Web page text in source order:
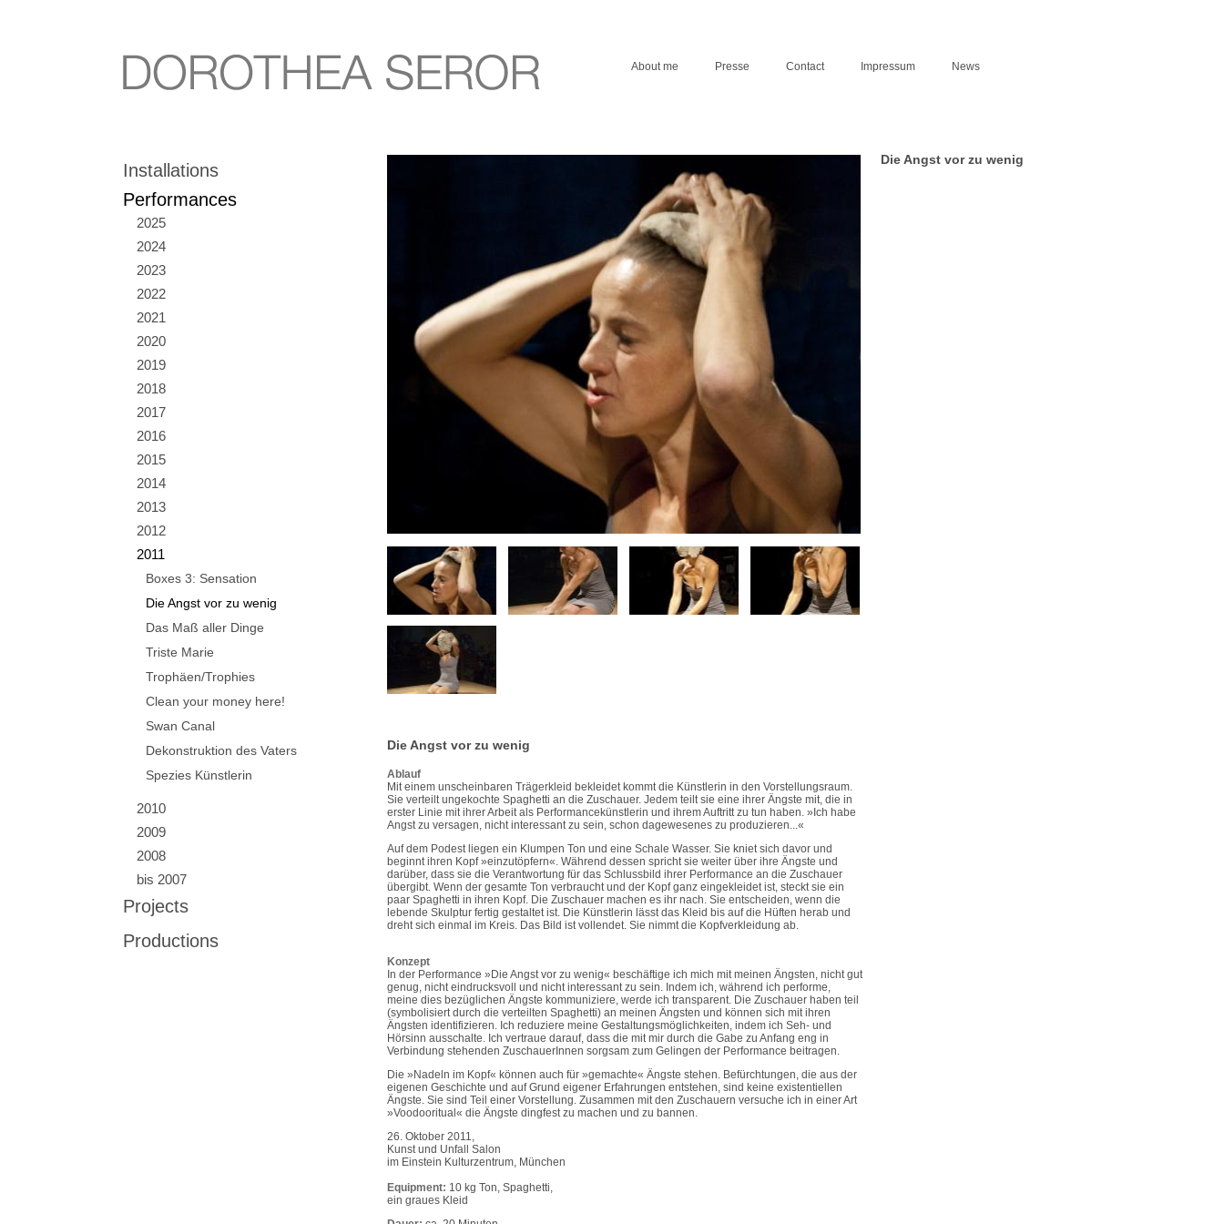
About me Presse Contact Impressum News
Installations
Performances
2025
2024
2023
2022
2021
2020
2019
2018
2017
2016
2015
2014
2013
2012
2011
Boxes 3: Sensation
Die Angst vor zu wenig
Das Maß aller Dinge
Triste Marie
Trophäen/Trophies
Clean your money here!
Swan Canal
Dekonstruktion des Vaters
Spezies Künstlerin
2010
2009
2008
bis 2007
Projects
Productions
Die Angst vor zu wenig
Die Angst vor zu wenig
Ablauf
Mit einem unscheinbaren Trägerkleid bekleidet kommt die Künstlerin in den Vorstellungsraum.
Sie verteilt ungekochte Spaghetti an die Zuschauer. Jedem teilt sie eine ihrer Ängste mit, die in
erster Linie mit ihrer Arbeit als Performancekünstlerin und ihrem Auftritt zu tun haben. »Ich habe
Angst zu versagen, nicht interessant zu sein, schon dagewesenes zu produzieren...«
Auf dem Podest liegen ein Klumpen Ton und eine Schale Wasser. Sie kniet sich davor und
beginnt ihren Kopf »einzutöpfern«. Während dessen spricht sie weiter über ihre Ängste und
darüber, dass sie die Verantwortung für das Schlussbild ihrer Performance an die Zuschauer
übergibt. Wenn der gesamte Ton verbraucht und der Kopf ganz eingekleidet ist, steckt sie ein
paar Spaghetti in ihren Kopf. Die Zuschauer machen es ihr nach. Sie entscheiden, wenn die
lebende Skulptur fertig gestaltet ist. Die Künstlerin lässt das Kleid bis auf die Hüften herab und
dreht sich einmal im Kreis. Das Bild ist vollendet. Sie nimmt die Kopfverkleidung ab.
Konzept
In der Performance »Die Angst vor zu wenig« beschäftige ich mich mit meinen Ängsten, nicht gut
genug, nicht eindrucksvoll und nicht interessant zu sein. Indem ich, während ich performe,
meine dies bezüglichen Ängste kommuniziere, werde ich transparent. Die Zuschauer haben teil
(symbolisiert durch die verteilten Spaghetti) an meinen Ängsten und können sich mit ihren
Ängsten identifizieren. Ich reduziere meine Gestaltungsmöglichkeiten, indem ich Seh- und
Hörsinn ausschalte. Ich vertraue darauf, dass die mit mir durch die Gabe zu Anfang eng in
Verbindung stehenden ZuschauerInnen sorgsam zum Gelingen der Performance beitragen.
Die »Nadeln im Kopf« können auch für »gemachte« Ängste stehen. Befürchtungen, die aus der
eigenen Geschichte und auf Grund eigener Erfahrungen entstehen, sind keine existentiellen
Ängste. Sie sind Teil einer Vorstellung. Zusammen mit den Zuschauern versuche ich in einer Art
»Voodooritual« die Ängste dingfest zu machen und zu bannen.
26. Oktober 2011,
Kunst und Unfall Salon
im Einstein Kulturzentrum, München
Equipment: 10 kg Ton, Spaghetti,
ein graues Kleid